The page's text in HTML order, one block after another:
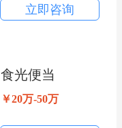
立即咨询
食光便当
￥20万-50万